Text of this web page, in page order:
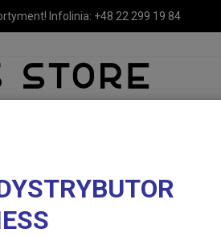
Infolinia: +48 22 299 19 84
TEKSTYLIA I DEKORACJE DOMOWE
Riess Kristallblau